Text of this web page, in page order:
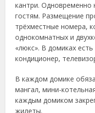
кантри. Одновременно
гостям. Размещение
трёхместные номера,
однокомнатных и
«люкс». В домиках
кондиционер,
В каждом домике
мангал, мини-
каждым домиком
жилеты.